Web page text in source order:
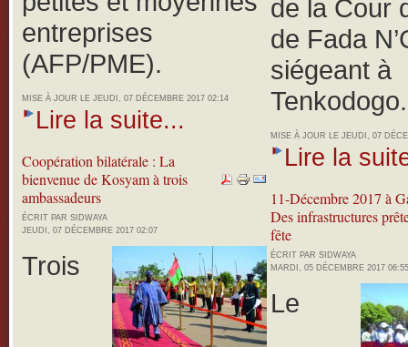
entreprises
(AFP/PME).
MISE À JOUR LE JEUDI, 07 DÉCEMBRE 2017 02:14
Lire la suite...
Coopération bilatérale : La
bienvenue de Kosyam à trois
ambassadeurs
ÉCRIT PAR SIDWAYA
JEUDI, 07 DÉCEMBRE 2017 02:07
Trois
de la Cour
de Fada
siégeant à
Tenkodogo.
MISE À JOUR LE JEUDI, 07
Lire la
11-Décembre 2017 à
Des infrastructures
fête
ÉCRIT PAR SIDWAYA
MARDI, 05 DÉCEMBRE 2017 06:55
Le